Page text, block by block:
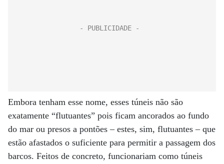
Embora tenham esse nome, esses túneis não são
exatamente “flutuantes” pois ficam ancorados ao fundo
do mar ou presos a pontões – estes, sim, flutuantes – que
estão afastados o suficiente para permitir a passagem dos
barcos. Feitos de concreto, funcionariam como túneis